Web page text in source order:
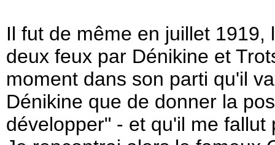
Il fut de même en juillet
deux feux par Dénikine et
moment dans son parti qu'il
Dénikine que de donner la
développer" - et qu'il me